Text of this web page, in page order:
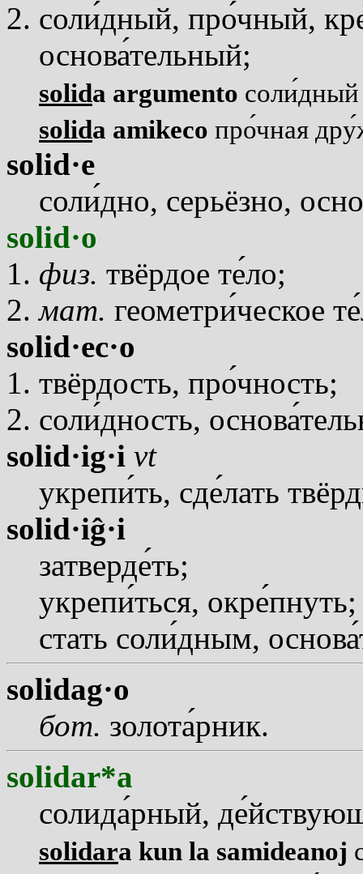
солидный, прочный, кр
основательный;
solida argumento солидный
solida amikeco прочная дру
solid·e
солидно, серьёзно,
solid·o
физ. твёрдое тело;
мат. геометрическое те
solid·ec·o
твёрдость, прочность;
солидность, основа
solid·ig·i vt
укрепить, сделать
solid·iĝ·i
затвердеть;
укрепиться, окрепнуть;
стать солидным, основа
solidag·o
бот. золотарник.
solidar*a
солидарный, де
solidara kun la samideanoj